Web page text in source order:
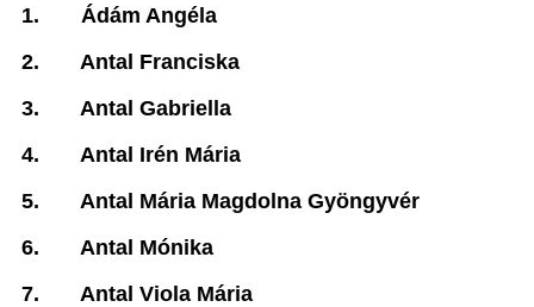
1.
Ádám Angéla
2.
Antal Franciska
3.
Antal Gabriella
4.
Antal Irén Mária
5.
Antal Mária Magdolna Gyöngyvér
6.
Antal Mónika
7.
Antal Viola Mária